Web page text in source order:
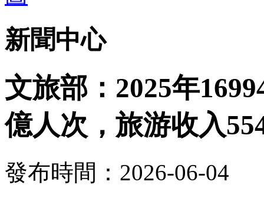
新聞中心
文旅部：2025年
億人次，旅游收入
發布時間：2026-06-04